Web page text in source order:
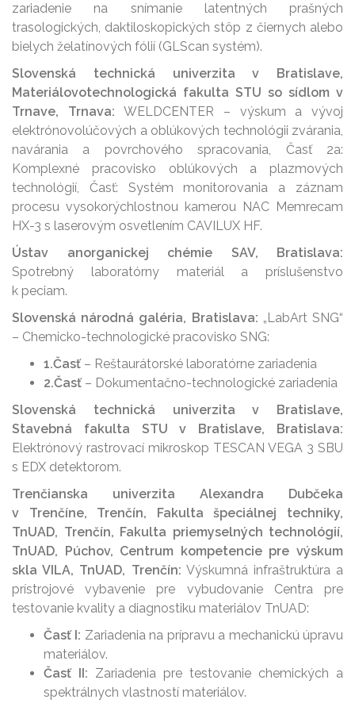
zariadenie na snímanie latentných prašných
trasologických, daktiloskopických stôp z čiernych alebo
bielych želatínových fólií (GLScan systém).
Slovenská technická univerzita v Bratislave,
Materiálovotechnologická fakulta STU so sídlom v
Trnave, Trnava:WELDCENTER – výskum a vývoj
elektrónovolúčových a oblúkových technológii zvárania,
navárania a povrchového spracovania, Časť 2a:
Komplexné pracovisko oblúkových a plazmových
technológií, Časť: Systém monitorovania a záznam
procesu vysokorýchlostnou kamerou NAC Memrecam
HX-3 s laserovým osvetlením CAVILUX HF.
Ústav anorganickej chémie SAV, Bratislava:
Spotrebný laboratórny materiál a príslušenstvo
k peciam.
Slovenská národná galéria, Bratislava: „LabArt SNG“
– Chemicko-technologické pracovisko SNG:
1.Časť– Reštaurátorské laboratórne zariadenia
2.Časť– Dokumentačno-technologické zariadenia
Slovenská technická univerzita v Bratislave,
Stavebná fakulta STU v Bratislave, Bratislava:
Elektrónový rastrovací mikroskop TESCAN VEGA 3 SBU
s EDX detektorom.
Trenčianska univerzita Alexandra Dubčeka
v Trenčíne, Trenčín, Fakulta špeciálnej techniky,
TnUAD, Trenčín, Fakulta priemyselných technológií,
TnUAD, Púchov, Centrum kompetencie pre výskum
skla VILA, TnUAD, Trenčín: Výskumná infraštruktúra a
prístrojové vybavenie pre vybudovanie Centra pre
testovanie kvality a diagnostiku materiálov TnUAD:
Časť I: Zariadenia na prípravu a mechanickú úpravu
materiálov.
Časť II: Zariadenia pre testovanie chemických a
spektrálnych vlastností materiálov.